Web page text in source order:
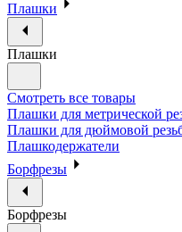
Плашки
Плашки
Смотреть все товары
Плашки для метрической
Плашки для дюймовой
Плашкодержатели
Борфрезы
Борфрезы